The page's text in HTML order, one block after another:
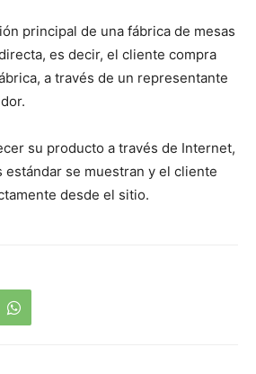
principal de una fábrica de mesas
es decir, el cliente compra
a través de un representante
su producto a través de Internet,
se muestran y el cliente
desde el sitio.